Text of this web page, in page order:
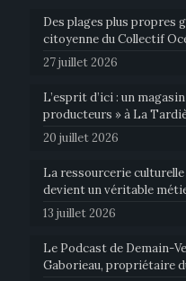
Des plages plus propres
citoyenne du Collectif
27 juillet 2026
L’esprit d’ici : un
producteurs » à La
20 juillet 2026
La ressourcerie
devient un véritable
13 juillet 2026
Le Podcast de Demain-
Gaborieau, propriétaire